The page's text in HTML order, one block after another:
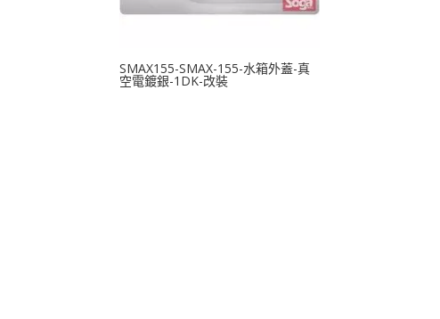
SMAX155-SMAX-155-水箱外蓋-真
空電鍍銀-1DK-改裝